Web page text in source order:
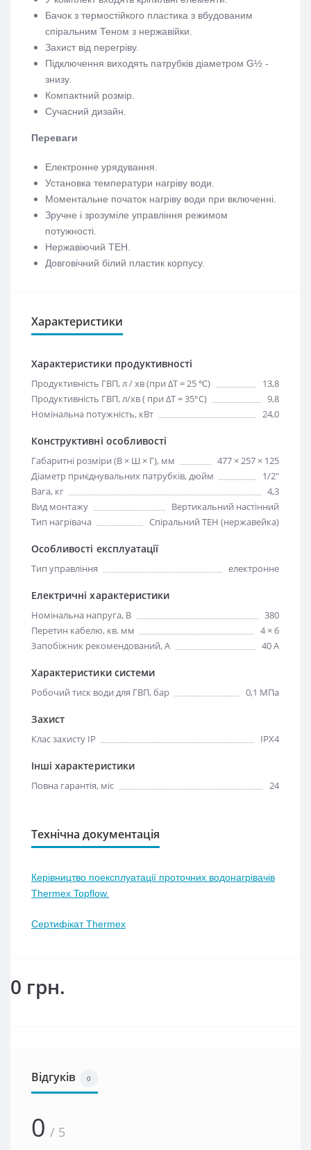
Бачок з термостійкого пластика з вбудованим
спіральним Теном з нержавійки.
Захист від перегріву.
Підключення виходять патрубків діаметром G½ -
знизу.
Компактний розмір.
Сучасний дизайн.
Переваги
Електронне урядування.
Установка температури нагріву води.
Моментальне початок нагріву води при включенні.
Зручне і зрозуміле управління режимом
потужності.
Нержавіючий ТЕН.
Довговічний білий пластик корпусу.
Характеристики
Характеристики продуктивності
Продуктивність ГВП, л / хв (при ΔT = 25 ℃)
13,8
Продуктивність ГВП, л/хв ( при ΔT = 35°C)
9,8
Номінальна потужність, кВт
24,0
Конструктивні особливості
Габаритні розміри (В × Ш × Г), мм
477 × 257 × 125
Діаметр приєднувальних патрубків, дюйм
1/2"
Вага, кг
4,3
Вид монтажу
Вертикальний настінний
Тип нагрівача
Спіральний ТЕН (нержавейка)
Особливості експлуатації
Тип управління електронне
Електричні характеристики
Номінальна напруга, В
380
Перетин кабелю, кв. мм
4 × 6
Запобіжник рекомендований, А
40 А
Характеристики системи
Робочий тиск води для ГВП, бар 0,1 МПа
Захист
Клас захисту IP IPX4
Інші характеристики
Повна гарантія, міс 24
Технічна документація
Керівництво поексплуатації проточних водонагрівачів
Thermex Topflow.
Сертифікат Thermex
0 грн.
Відгуків 0
0 / 5